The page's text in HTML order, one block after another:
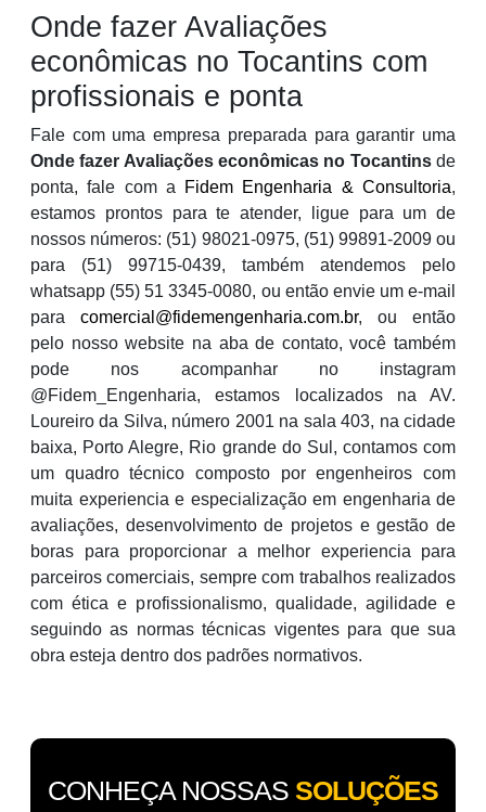
Onde fazer Avaliações
econômicas no Tocantins com
profissionais e ponta
Fale com uma empresa preparada para garantir uma
Onde fazer Avaliações econômicas no Tocantinsde
ponta, fale com a
Fidem Engenharia & Consultoria,
estamos prontos para te atender, ligue para um de
nossos números: (51) 98021-0975, (51) 99891-2009 ou
para (51) 99715-0439, também atendemos pelo
whatsapp (55) 51 3345-0080, ou então envie um e-mail
para comercial@fidemengenharia.com.br, ou então
pelo nosso website na aba de contato, você também
pode nos acompanhar no instagram
@Fidem_Engenharia, estamos localizados na AV.
Loureiro da Silva, número 2001 na sala 403, na cidade
baixa, Porto Alegre, Rio grande do Sul, contamos com
um quadro técnico composto por engenheiros com
muita experiencia e especialização em engenharia de
avaliações, desenvolvimento de projetos e gestão de
boras para proporcionar a melhor experiencia para
parceiros comerciais, sempre com trabalhos realizados
com ética e profissionalismo, qualidade, agilidade e
seguindo as normas técnicas vigentes para que sua
obra esteja dentro dos padrões normativos.
CONHEÇA NOSSAS SOLUÇÕES